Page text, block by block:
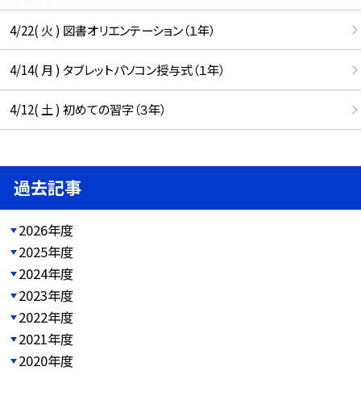
4/22( 火 ) 図書オリエンテーション（１年）
4/14( 月 ) タブレットパソコン授与式（１年）
4/12( 土 ) 初めての習字（３年）
過去記事
2026年度
2025年度
2024年度
2023年度
2022年度
2021年度
2020年度